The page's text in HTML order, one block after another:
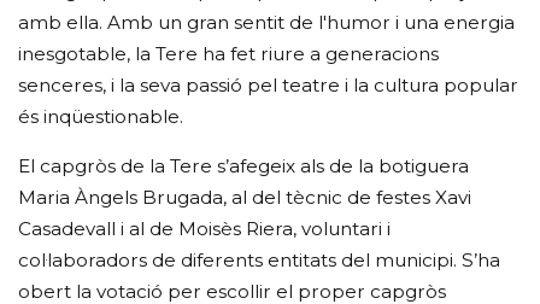
amb ella. Amb un gran sentit de l'humor i una energia
inesgotable, la Tere ha fet riure a generacions
senceres, i la seva passió pel teatre i la cultura popular
és inqüestionable.
El capgròs de la Tere s’afegeix als de la botiguera
Maria Àngels Brugada, al del tècnic de festes Xavi
Casadevall i al de Moisès Riera, voluntari i
col·laboradors de diferents entitats del municipi. S’ha
obert la votació per escollir el proper capgròs